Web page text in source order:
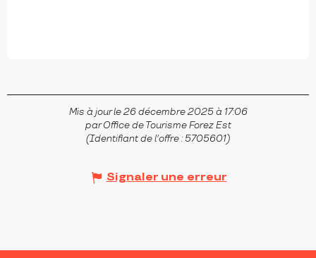
Mis à jour le 26 décembre 2025 à 17:06
par Office de Tourisme Forez Est
(Identifiant de l'offre : 5705601)
Signaler une erreur